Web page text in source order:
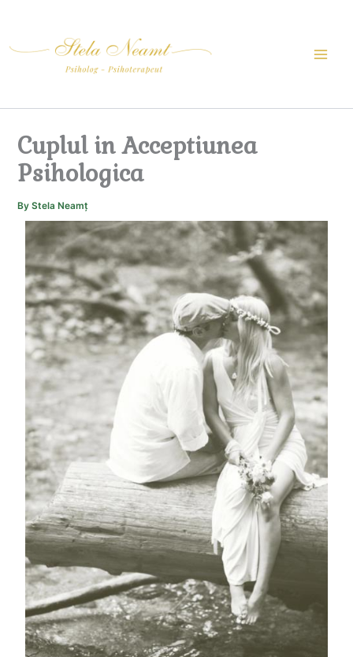
content
Cuplul in Acceptiunea
Psihologica
ByStela Neamț